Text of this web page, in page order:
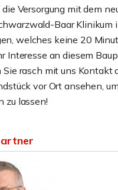
Versorgung mit dem
Baar Klinikum
welches keine 20
Interesse an diesem
rasch mit uns Kontakt
vor Ort ansehen,
zu lassen!